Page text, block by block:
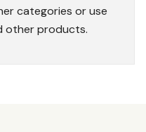
categories or use
other products.